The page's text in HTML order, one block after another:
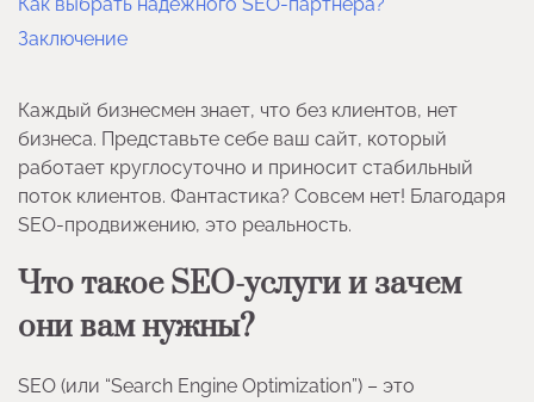
Заключение
Каждый бизнесмен знает, что без клиентов, нет
бизнеса. Представьте себе ваш сайт, который
работает круглосуточно и приносит стабильный
поток клиентов. Фантастика? Совсем нет! Благодаря
SEO-продвижению, это реальность.
Что такое SEO-услуги и зачем
они вам нужны?
SEO (или “Search Engine Optimization”) – это